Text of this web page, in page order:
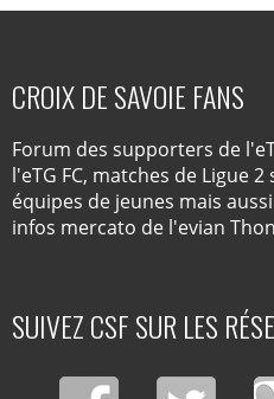
CROIX DE SAVOIE FANS
Forum des supporters de
l'eTG FC, matches de Ligue 2
équipes de jeunes mais
infos mercato de l'evian
SUIVEZ CSF SUR LES